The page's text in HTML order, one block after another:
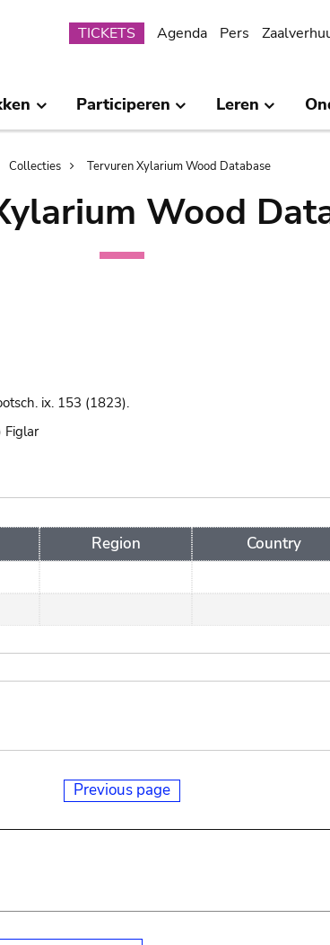
Submenu
TICKETS Agenda Pers
Participeren Leren
Collecties Tervuren Xylarium Wood Database
Wood
ix. 153 (1823).
Figlar
Region Country
Previous page